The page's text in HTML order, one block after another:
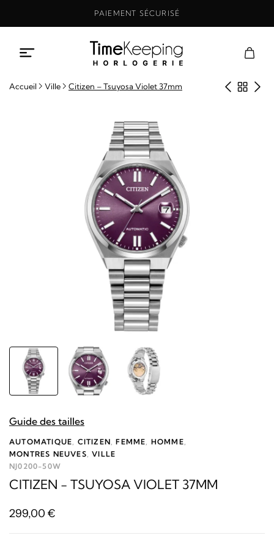
PAIEMENT SÉCURISÉ
Accueil Ville Citizen – Tsuyosa Violet 37mm
Guide des tailles
AUTOMATIQUE CITIZEN ,FEMME HOMME
MONTRES NEUVES ,VILLE
NJ0200-50W
CITIZEN - TSUYOSA VIOLET 37MM
299,00 €